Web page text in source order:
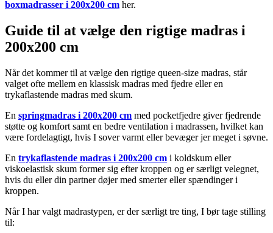
boxmadrasser i 200x200 cm her.
Guide til at vælge den rigtige madras i
200x200 cm
Når det kommer til at vælge den rigtige queen-size madras, står
valget ofte mellem en klassisk madras med fjedre eller en
trykaflastende madras med skum.
En springmadras i 200x200 cm med pocketfjedre giver fjedrende
støtte og komfort samt en bedre ventilation i madrassen, hvilket kan
være fordelagtigt, hvis I sover varmt eller bevæger jer meget i søvne.
En trykaflastende madras i 200x200 cm i koldskum eller
viskoelastisk skum former sig efter kroppen og er særligt velegnet,
hvis du eller din partner døjer med smerter eller spændinger i
kroppen.
Når I har valgt madrastypen, er der særligt tre ting, I bør tage stilling
til: